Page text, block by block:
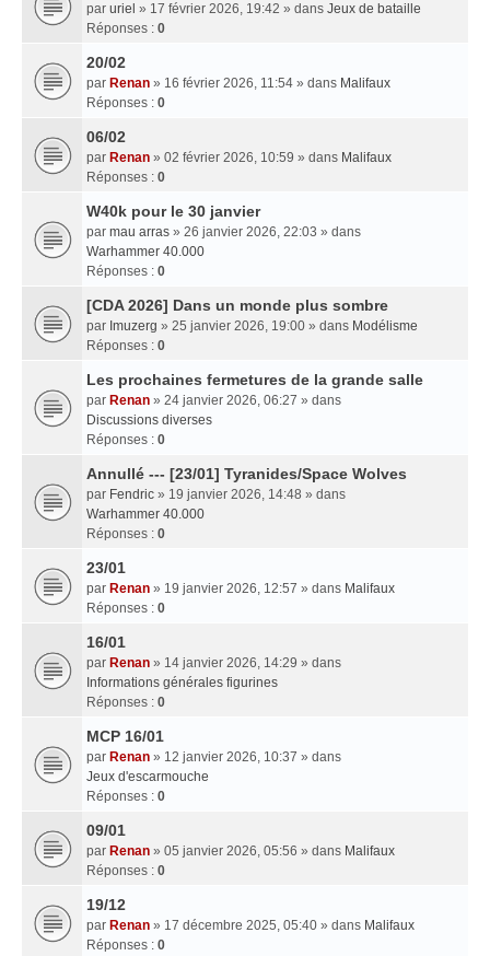
par uriel » 17 février 2026, 19:42 » dans Jeux de bataille
Réponses : 0
20/02
par Renan » 16 février 2026, 11:54 » dans Malifaux
Réponses : 0
06/02
par Renan » 02 février 2026, 10:59 » dans Malifaux
Réponses : 0
W40k pour le 30 janvier
par mau arras » 26 janvier 2026, 22:03 » dans
Warhammer 40.000
Réponses : 0
[CDA 2026] Dans un monde plus sombre
par Imuzerg » 25 janvier 2026, 19:00 » dans Modélisme
Réponses : 0
Les prochaines fermetures de la grande salle
par Renan » 24 janvier 2026, 06:27 » dans
Discussions diverses
Réponses : 0
Annullé --- [23/01] Tyranides/Space Wolves
par Fendric » 19 janvier 2026, 14:48 » dans
Warhammer 40.000
Réponses : 0
23/01
par Renan » 19 janvier 2026, 12:57 » dans Malifaux
Réponses : 0
16/01
par Renan » 14 janvier 2026, 14:29 » dans
Informations générales figurines
Réponses : 0
MCP 16/01
par Renan » 12 janvier 2026, 10:37 » dans
Jeux d'escarmouche
Réponses : 0
09/01
par Renan » 05 janvier 2026, 05:56 » dans Malifaux
Réponses : 0
19/12
par Renan » 17 décembre 2025, 05:40 » dans Malifaux
Réponses : 0